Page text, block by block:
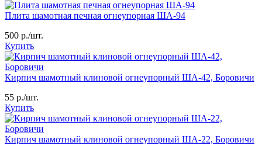
Плита шамотная печная огнеупорная ША-94
500 р./шт.
Купить
Кирпич шамотный клиновой огнеупорный ША-42, Боровичи
55 р./шт.
Купить
Кирпич шамотный клиновой огнеупорный ША-22, Боровичи